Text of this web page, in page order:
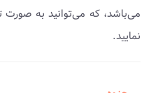
می‌باشد، که می‌توانید به
نمایید.